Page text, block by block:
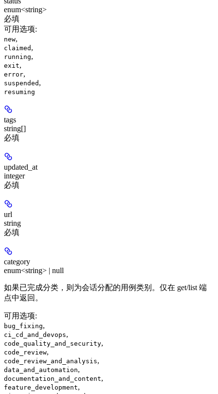
enum<string>
必填
可用选项:
new,
claimed ,
running,
exit,
error,
suspended ,
resuming
tags
string[]
必填
updated_at
integer
必填
url
string
必填
category
enum<string> | null
如果已完成分类，则为会话分配的用例类别。仅在 get/list 端
点中返回。
可用选项:
bug_fixing,
ci_cd_and_devops,
code_quality_and_security,
code_review,
code_review_and_analysis,
data_and_automation,
documentation_and_content,
feature_development,